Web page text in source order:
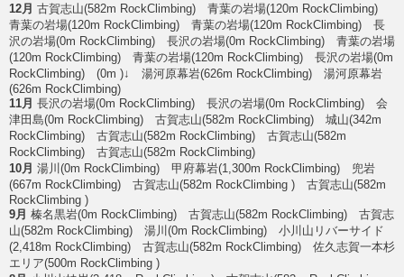
12月 古賀志山(582m RockClimbing) 青葉の岩場(120m RockClimbing)
青葉の岩場(120m RockClimbing) 青葉の岩場(120m RockClimbing) 長
沢の岩場(0m RockClimbing) 長沢の岩場(0m RockClimbing) 青葉の岩場
(120m RockClimbing) 青葉の岩場(120m RockClimbing) 長沢の岩場(0m
RockClimbing) (0m )↓ 湯河原幕岩(626m RockClimbing) 湯河原幕岩
(626m RockClimbing)
11月 長沢の岩場(0m RockClimbing) 長沢の岩場(0m RockClimbing) 会
津田島(0m RockClimbing) 古賀志山(582m RockClimbing) 城山(342m
RockClimbing) 古賀志山(582m RockClimbing) 古賀志山(582m
RockClimbing) 古賀志山(582m RockClimbing)
10月 湯川(0m RockClimbing) 甲府幕岩(1,300m RockClimbing) 兜岩
(667m RockClimbing) 古賀志山(582m RockClimbing ) 古賀志山(582m
RockClimbing )
9月 榛名黒岩(0m RockClimbing) 古賀志山(582m RockClimbing) 古賀志
山(582m RockClimbing) 湯川(0m RockClimbing) 小川山リバーサイド
(2,418m RockClimbing) 古賀志山(582m RockClimbing) 佐久志賀一本杉
エリア(500m RockClimbing )